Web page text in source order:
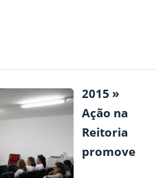
2015 »
Ação na
Reitoria
promove